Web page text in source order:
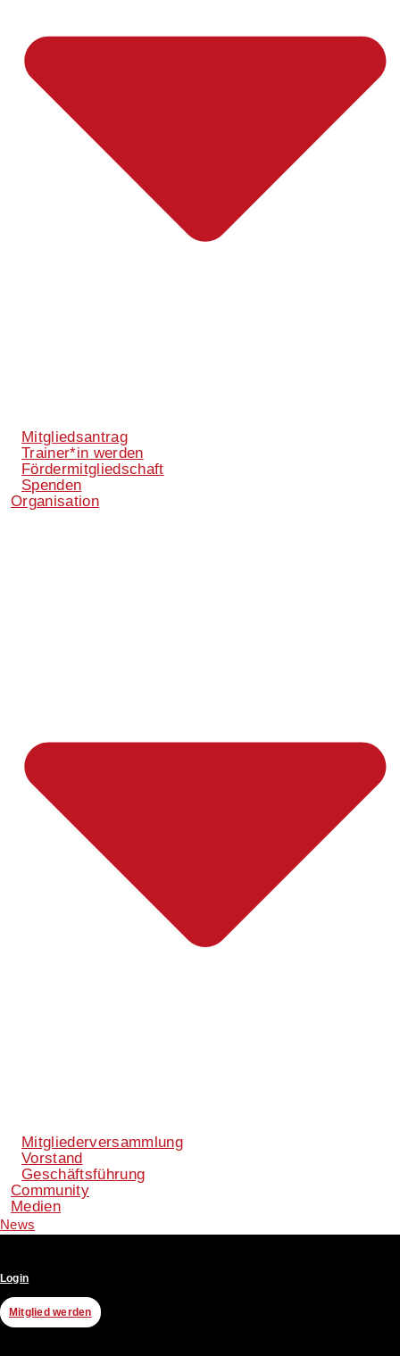
Mitgliedsantrag
Trainer*in werden
Fördermitgliedschaft
Spenden
Organisation
Mitgliederversammlung
Vorstand
Geschäftsführung
Community
Medien
News
Login
Mitglied werden